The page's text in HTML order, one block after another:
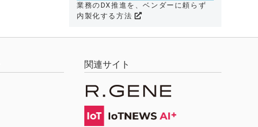
業務のDX推進を、ベンダーに頼らず
内製化する方法
関連サイト